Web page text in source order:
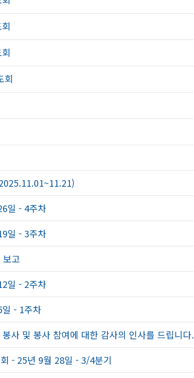
회
일 - 4주차
일 - 3주차
고
일 - 2주차
- 1주차
사 및 봉사 참여에 대한 감사의 인사를 드립니다.
- 25년 9월 28일 - 3/4분기